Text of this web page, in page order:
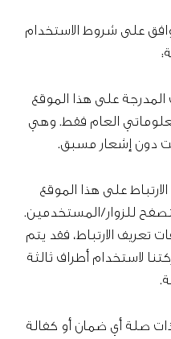
على شروط الاستخدام
على هذا الموقع
العام فقط. وهي
دون إشعار مسبق.
على هذا الموقع
للزوار/المستخدمين.
تعريف الارتباط، فقد يتم
لاستخدام أطراف ثالثة
ذات صلة أي ضمان أو كفالة